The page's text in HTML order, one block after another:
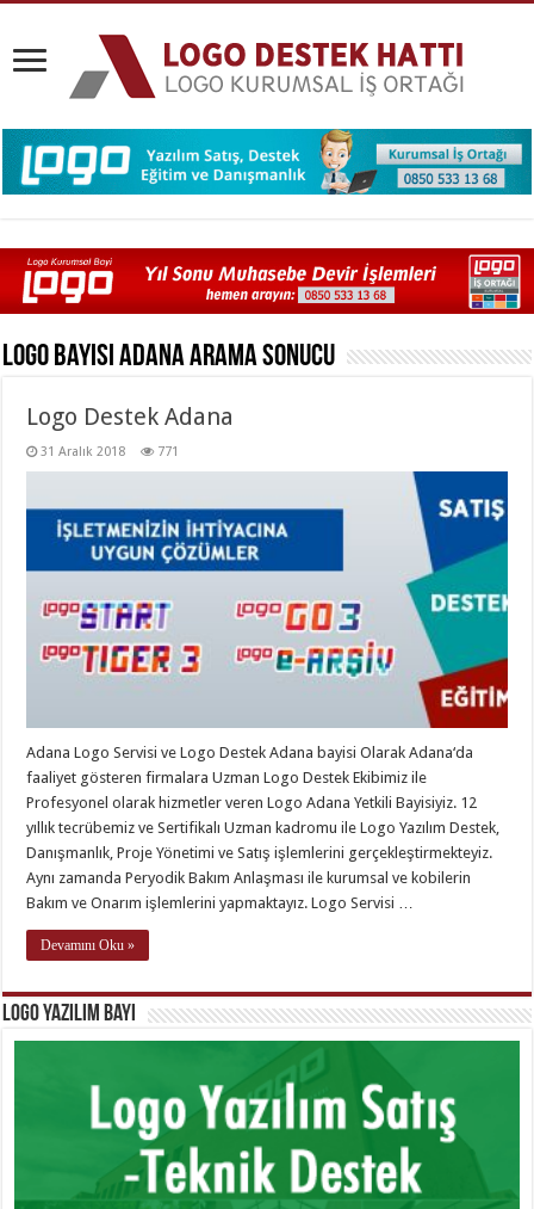
Logo Bayisi AdanaArama Sonucu
Logo Destek Adana
31 Aralık 2018 771
Adana Logo Servisi ve Logo Destek Adana bayisi Olarak Adana‘da
faaliyet gösteren firmalara Uzman Logo Destek Ekibimiz ile
Profesyonel olarak hizmetler veren Logo Adana Yetkili Bayisiyiz. 12
yıllık tecrübemiz ve Sertifikalı Uzman kadromu ile Logo Yazılım Destek,
Danışmanlık, Proje Yönetimi ve Satış işlemlerini gerçekleştirmekteyiz.
Aynı zamanda Peryodik Bakım Anlaşması ile kurumsal ve kobilerin
Bakım ve Onarım işlemlerini yapmaktayız. Logo Servisi …
Devamını Oku »
Logo Yazılım Bayi